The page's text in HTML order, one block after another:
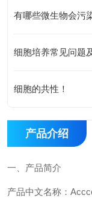
有哪些微生物会污
细胞培养常见问题
细胞的共性！
产品介绍
一、 产品简介
产品中文名称：